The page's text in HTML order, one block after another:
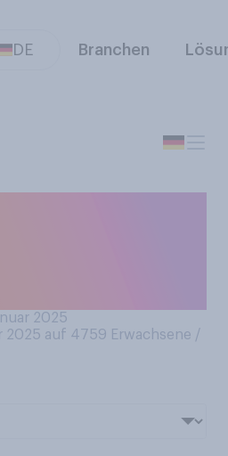
DE Branchen
2025
2025 auf 4759 Erwachsene /